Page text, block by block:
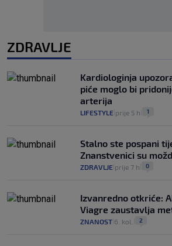
ZDRAVLJE
Kardiologinja
piće moglo bi
arterija
LIFESTYLE prije 5 h 1
Stalno ste pospani
Znanstvenici su
ZDRAVLJE prije 7 h 0
Izvanredno otkriće:
Viagre zaustavlja
ZNANOST 6. kol. 2